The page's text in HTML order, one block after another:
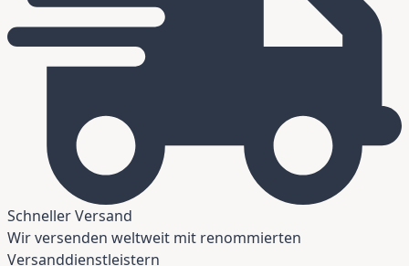
Schneller Versand
Wir versenden weltweit mit renommierten
Versanddienstleistern